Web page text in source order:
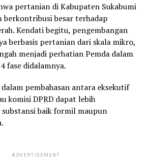
pertanian di Kabupaten Sukabumi
berkontribusi besar terhadap
Kendati begitu, pengembangan
berbasis pertanian dari skala mikro,
menjadi perhatian Pemda dalam
fase didalamnya.
pembahasan antara eksekutif
komisi DPRD dapat lebih
baik formil maupun
ADVERTISEMENT